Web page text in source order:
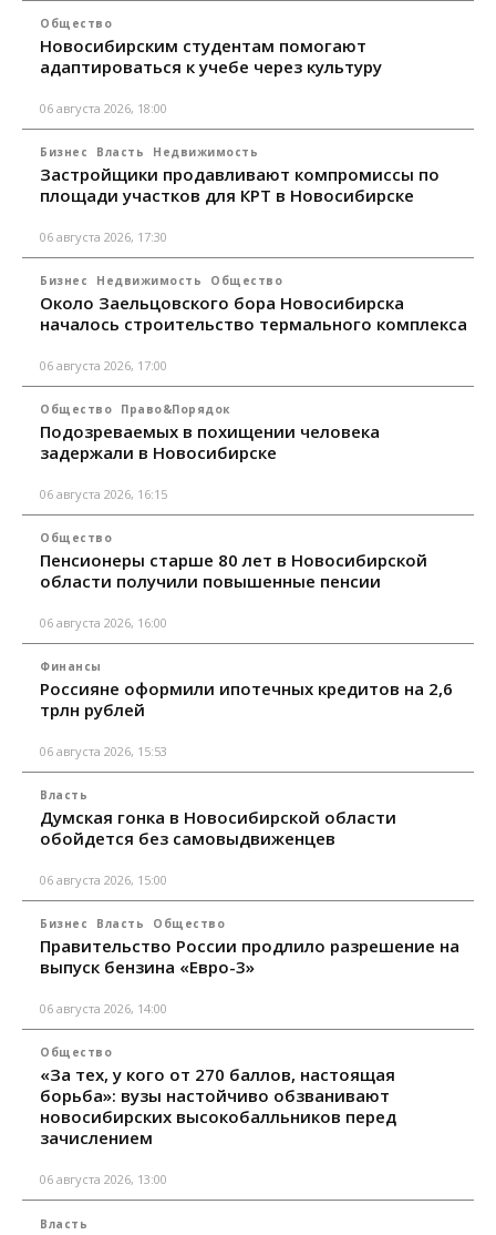
Общество
Новосибирским студентам помогают
адаптироваться к учебе через культуру
06 августа 2026, 18:00
Бизнес Власть Недвижимость
Застройщики продавливают компромиссы по
площади участков для КРТ в Новосибирске
06 августа 2026, 17:30
Бизнес Недвижимость Общество
Около Заельцовского бора Новосибирска
началось строительство термального комплекса
06 августа 2026, 17:00
Общество Право&Порядок
Подозреваемых в похищении человека
задержали в Новосибирске
06 августа 2026, 16:15
Общество
Пенсионеры старше 80 лет в Новосибирской
области получили повышенные пенсии
06 августа 2026, 16:00
Финансы
Россияне оформили ипотечных кредитов на 2,6
трлн рублей
06 августа 2026, 15:53
Власть
Думская гонка в Новосибирской области
обойдется без самовыдвиженцев
06 августа 2026, 15:00
Бизнес Власть Общество
Правительство России продлило разрешение на
выпуск бензина «Евро-3»
06 августа 2026, 14:00
Общество
«За тех, у кого от 270 баллов, настоящая
борьба»: вузы настойчиво обзванивают
новосибирских высокобалльников перед
зачислением
06 августа 2026, 13:00
Власть